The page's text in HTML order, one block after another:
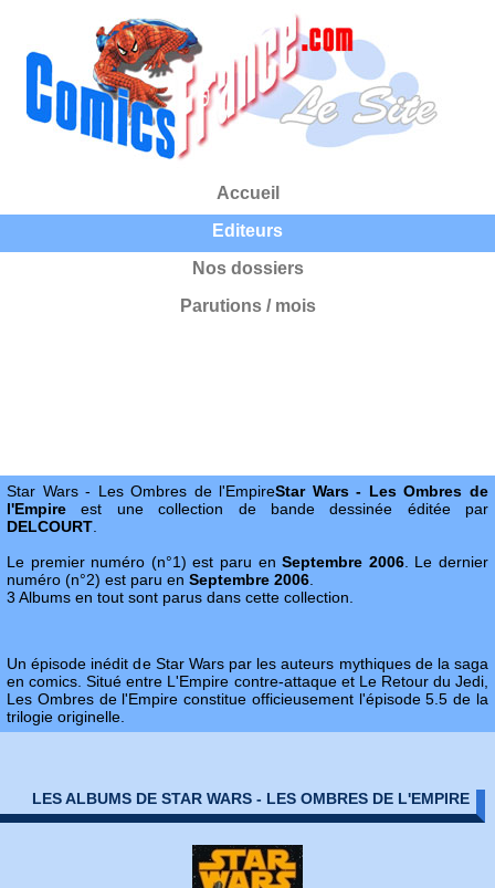
Accueil
Editeurs
Nos dossiers
Parutions / mois
Star Wars - Les Ombres de l'EmpireStar Wars - Les Ombres de
l'Empire est une collection de bande dessinée éditée par
DELCOURT
Le premier numéro (n°1) est paru enSeptembre 2006. Le dernier
numéro (n°2) est paru en Septembre 2006
3 Albums en tout sont parus dans cette collection.
Un épisode inédit de Star Wars par les auteurs mythiques de la saga
en comics. Situé entre L'Empire contre-attaque et Le Retour du Jedi,
Les Ombres de l'Empire constitue officieusement l'épisode 5.5 de la
trilogie originelle.
LES ALBUMS DE STAR WARS - LES OMBRES DE L'EMPIRE